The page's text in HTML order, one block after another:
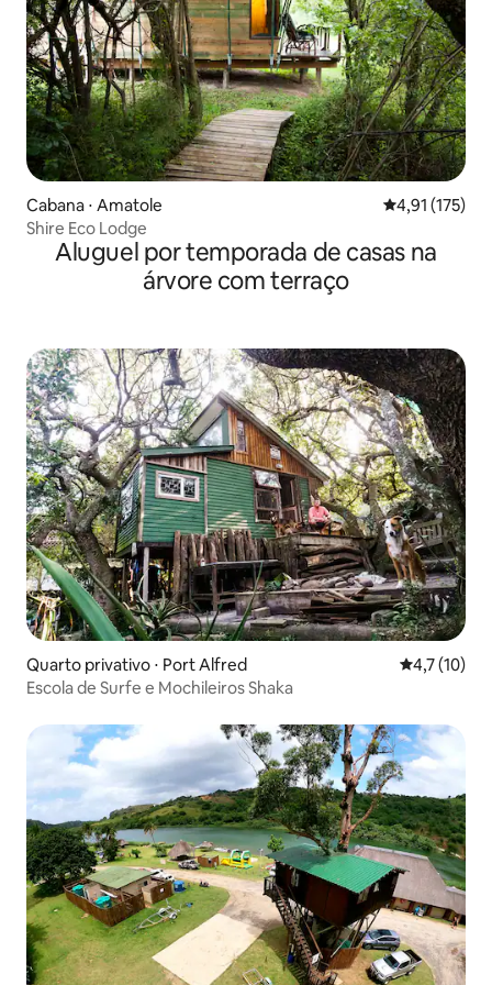
Cabana ⋅ Amatole 4,91 de uma
4,91 (175)
Shire Eco Lodge
Aluguel por temporada de casas na
árvore com terraço
Quarto privativo ⋅ Port Alfred 4,7 de uma
4,7 (10)
Escola de Surfe e Mochileiros Shaka